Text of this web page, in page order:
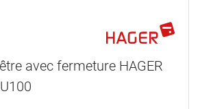
avec fermeture HAGER